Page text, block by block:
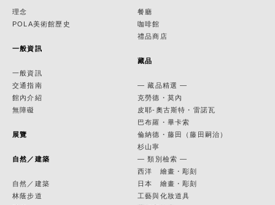
理念
POLA美術館歷史
一般資訊
一般資訊
交通指南
館內介紹
無障礙
展覽
自然／建築
自然／建築
林蔭步道
餐廳
咖啡館
禮品商店
藏品
— 藏品精選 —
克勞德・莫內
皮耶-奧古斯特・雷諾瓦
巴布羅・畢卡索
倫納德・藤田（藤田嗣治）
杉山寧
— 類別檢索 —
西洋 繪畫・彫刻
日本 繪畫・彫刻
工藝與化妝道具